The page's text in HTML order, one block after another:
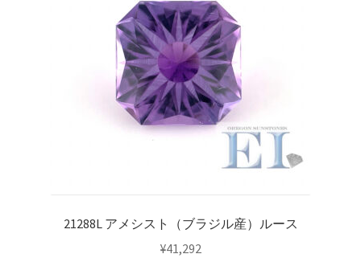
21288L アメシスト（ブラジル産）ルース
¥41,292